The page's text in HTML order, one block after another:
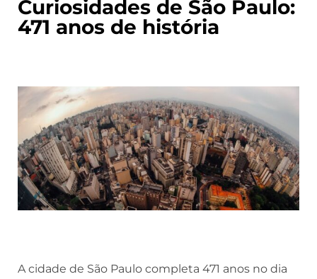
Curiosidades de São Paulo:
471 anos de história
A cidade de São Paulo completa 471 anos no dia